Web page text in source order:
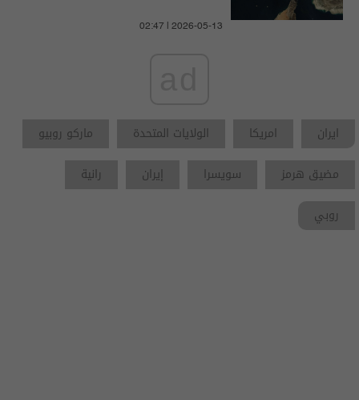
02:47 | 2026-05-13
ايران امريكا الولايات المتحدة
ماركو روبيو
مضيق هرمز
سويسرا إيران
رانية
روبي